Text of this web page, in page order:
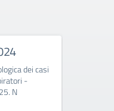
dei casi
-
N